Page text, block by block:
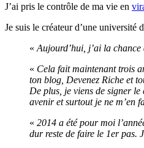
J’ai pris le contrôle de ma vie en
Je suis le créateur d’une
« Aujourd’hui, j’ai la
« Cela fait maintenant trois
ton blog, Devenez Riche et
De plus, je viens de signer
avenir et surtout je ne m’en
« 2014 a été pour moi
dur reste de faire le 1er pas.